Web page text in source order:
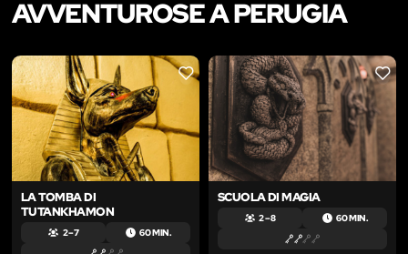
AVVENTUROSE A PERUGIA
LIKE
LA TOMBA DI
TUTANKHAMON
2 – 7 60 MIN.
LIKE
SCUOLA DI MAGIA
2 – 8 60 MIN.